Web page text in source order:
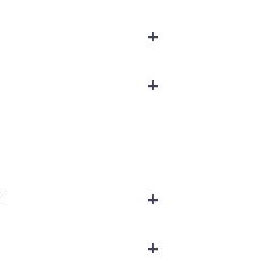
+
+
+
+